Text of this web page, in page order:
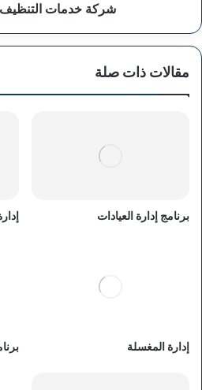
شركة خدمات
مقالات ذات صلة
برنامج إدارة العيادات
إدارة المغسلة